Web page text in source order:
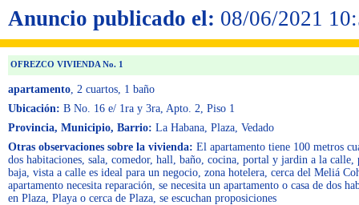
Anuncio publicado el: 08/06/2021
OFREZCO VIVIENDA No. 1
apartamento, 2 cuartos, 1 baño
Ubicación: B No. 16 e/ 1ra y 3ra, Apto. 2, Piso 1
Provincia, Municipio, Barrio: La Habana, Plaza, Vedado
Otras observaciones sobre la vivienda: El apartamento tiene 100 metros
dos habitaciones, sala, comedor, hall, baño, cocina, portal y jardin a la calle,
baja, vista a calle es ideal para un negocio, zona hotelera, cerca del Meliá
apartamento necesita reparación, se necesita un apartamento o casa de dos
en Plaza, Playa o cerca de Plaza, se escuchan proposiciones